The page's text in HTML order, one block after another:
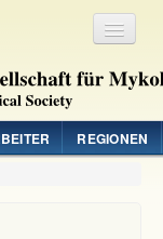
REGIONEN